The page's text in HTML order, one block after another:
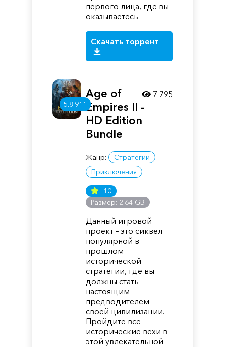
первого лица, где вы
оказываетесь
Скачать торрент
5.8.911
Age of
Empires II -
HD Edition
Bundle
Жанр:
Стратегии
Приключения
10
Размер: 2.64 GB
Данный игровой
проект – это сиквел
популярной в
прошлом
исторической
стратегии, где вы
должны стать
настоящим
предводителем
своей цивилизации.
Пройдите все
исторические вехи в
этой увлекательной
7 795